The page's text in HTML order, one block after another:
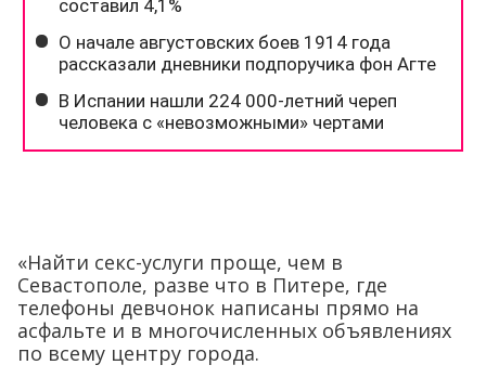
«Найти секс-услуги проще, чем в
Севастополе, разве что в Питере, где
телефоны девчонок написаны прямо на
асфальте и в многочисленных объявлениях
по всему центру города.